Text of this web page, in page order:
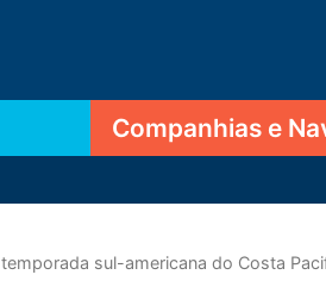
Companhias e
sul-americana do Costa